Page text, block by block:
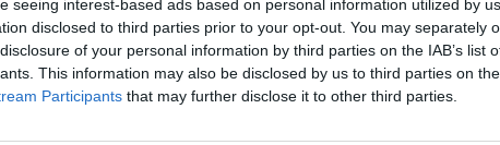
seeing interest-based ads based on personal information utilized by
disclosed to third parties prior to your opt-out. You may separately
of your personal information by third parties on the IAB’s list
This information may also be disclosed by us to third parties on the
Participants that may further disclose it to other third parties.